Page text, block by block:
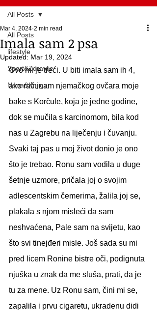
All Posts
lifestyle
Sport&Zdravlje
Nana&Knjiga
All Posts
Imala sam 2 psa
Mar 4, 2024 2 min read
Updated: Mar 19, 2024
Ovo mi je treći. U biti imala sam ih 4,
ako računam njemačkog ovčara moje
bake s Korčule, koja je jedne godine,
dok se mučila s karcinomom, bila kod
nas u Zagrebu na liječenju i čuvanju.
Svaki taj pas u moj život donio je ono
što je trebao. Ronu sam vodila u duge
šetnje uzmore, pričala joj o svojim
adlescentskim čemerima, žalila joj se,
plakala s njom misleći da sam
neshvaćena, Pale sam na svijetu, kao
što svi tinejđeri misle. Još sada su mi
pred licem Ronine bistre oči, podignuta
njuška u znak da me sluša, prati, da je
tu za mene. Uz Ronu sam, čini mi se,
zapalila i prvu cigaretu, ukradenu didi